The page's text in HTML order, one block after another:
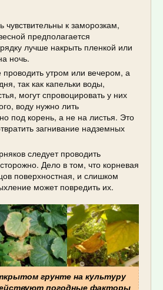
чувствительны к заморозкам,
предполагается
лучше накрыть пленкой или
ночь.
утром или вечером, а
так как капельки воды,
могут спровоцировать у них
воду нужно лить
под корень, а не на листья. Это
загнивание надземных
следует проводить
Дело в том, что корневая
поверхностная, и слишком
может повредить их.
грунте на культуру
погодные факторы